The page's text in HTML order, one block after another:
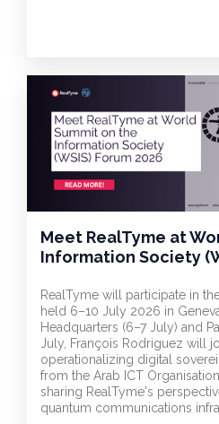
Meet RealTyme at
Information Society
RealTyme will participate in
held 6–10 July 2026 in
Headquarters (6–7 July) and
July, François Rodriguez will
operationalizing digital
from the Arab ICT
sharing RealTyme's
quantum communications